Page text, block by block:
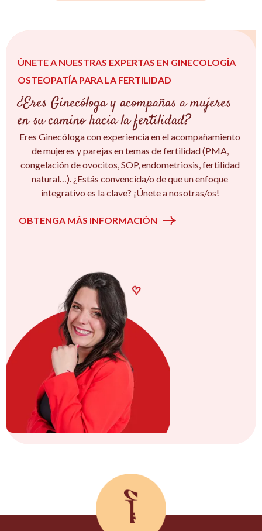
ÚNETE A NUESTRAS EXPERTAS EN GINECOLOGÍA
OSTEOPATÍA PARA LA FERTILIDAD
¿Eres Ginecóloga y acompañas a mujeres
en su camino hacia la fertilidad?
Eres Ginecóloga con experiencia en el acompañamiento
de mujeres y parejas en temas de fertilidad (PMA,
congelación de ovocitos, SOP, endometriosis, fertilidad
natural…). ¿Estás convencida/o de que un enfoque
integrativo es la clave? ¡Únete a nosotras/os!
OBTENGA MÁS INFORMACIÓN